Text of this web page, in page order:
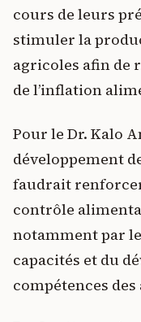
cours de leurs
stimuler la
agricoles afin de
de l’inflation
Pour le Dr. Kalo
développement
faudrait
contrôle
notamment par
capacités et du
compétences